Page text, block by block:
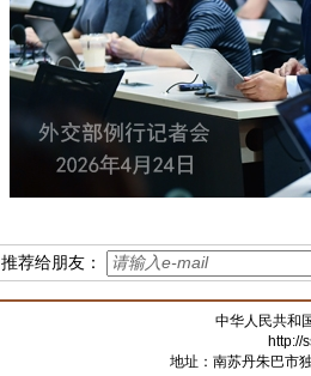
推荐给朋友：
中华人民共和
http://
地址：南苏丹朱巴市